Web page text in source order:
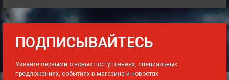
ПОДПИСЫВАЙТЕСЬ
Узнайте первыми о новых поступлениях, специальных
предложениях, событиях в магазине и новостях.